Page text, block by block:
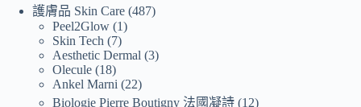
護膚品 Skin Care 487
Peel2Glow 1
Skin Tech 7
Aesthetic Dermal 3
Olecule 18
Ankel Marni 22
Biologie Pierre Boutigny 法國凝詩 12